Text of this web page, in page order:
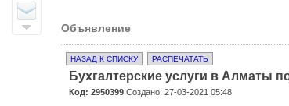
Объявление
НАЗАД К СПИСКУ РАСПЕЧАТАТЬ
Бухгалтерские услуги в Алматы
Код: 2950399Создано: 27-03-2021 05:48